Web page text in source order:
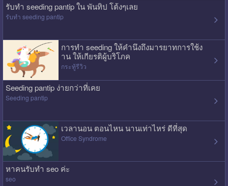
รับทำ seeding pantip ใน พันทิป โต้งๆเลย
รับทำ seeding pantip
การทำ seeding ให้คำนึงถึงมารยาทการใช้ง
าน ให้เกียรติผู้บริโภค
กระทู้รีวิว
Seeding pantip ง่ายกว่าที่เคย
Seeding pantip
เวลานอน ตอนไหน นานเท่าไหร่ ดีที่สุด
Office Syndrome
หาคนรับทำ seo ค่ะ
seo